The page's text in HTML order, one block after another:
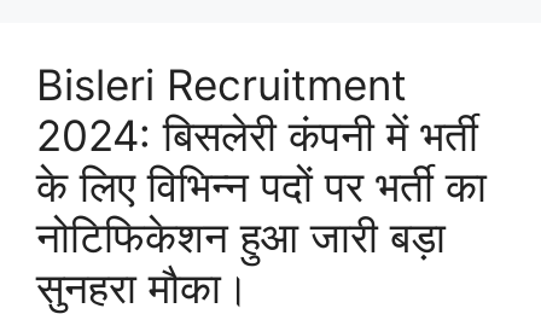
Bisleri Recruitment
2024: बिसलेरी कंपनी में भर्ती
के लिए विभिन्न पदों पर भर्ती का
नोटिफिकेशन हुआ जारी बड़ा
सुनहरा मौका।